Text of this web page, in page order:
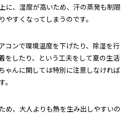
に、湿度が高いため、汗の蒸発も制限
やすくなってしまうのです。
コンで環境温度を下げたり、除湿を行
をしたり、という工夫をして夏の生活
ゃんに関しては特別に注意しなければ
め、大人よりも熱を生み出しやすいの